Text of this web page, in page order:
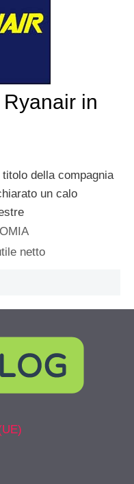
in
della compagnia
un calo
netto